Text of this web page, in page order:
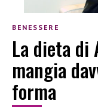
BENESSERE
La dieta di
mangia
forma